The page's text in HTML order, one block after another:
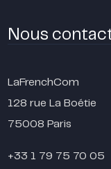
Nous
LaFrenchCom
128 rue La Boétie
75008 Paris
+33 1 79 75 70 05